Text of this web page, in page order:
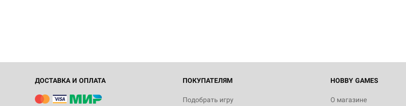
ДОСТАВКА И ОПЛАТА ПОКУПАТЕЛЯМ
Подобрать игру
HOBBY GAMES
О магазине